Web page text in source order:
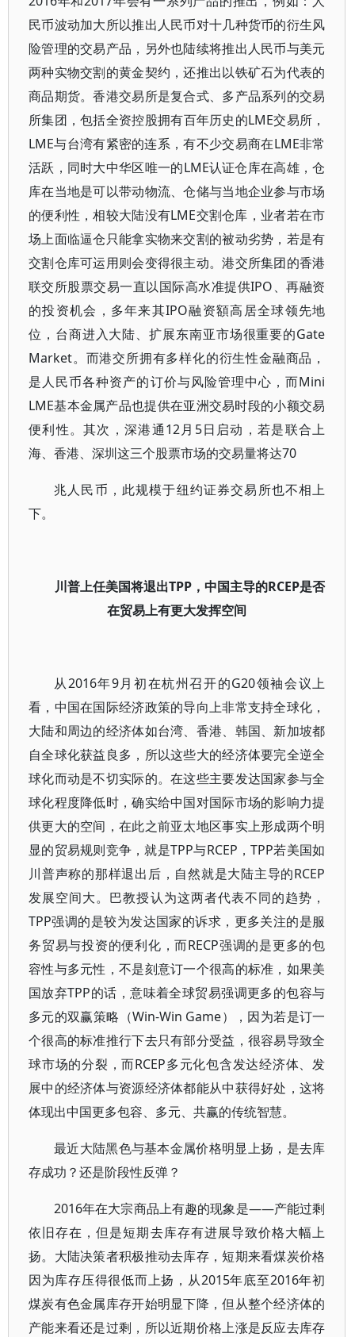
民币波动加大所以推出人民币对十几种货币的衍生风
险管理的交易产品，另外也陆续将推出人民币与美元
两种实物交割的黄金契约，还推出以铁矿石为代表的
商品期货。香港交易所是复合式、多产品系列的交易
所集团，包括全资控股拥有百年历史的LME交易所，
LME与台湾有紧密的连系，有不少交易商在LME非常
活跃，同时大中华区唯一的LME认证仓库在高雄，仓
库在当地是可以带动物流、仓储与当地企业参与市场
的便利性，相较大陆没有LME交割仓库，业者若在市
场上面临逼仓只能拿实物来交割的被动劣势，若是有
交割仓库可运用则会变得很主动。港交所集团的香港
联交所股票交易一直以国际高水准提供IPO、再融资
的投资机会，多年来其IPO融资額高居全球领先地
位，台商进入大陆、扩展东南亚市场很重要的Gate
Market。而港交所拥有多样化的衍生性金融商品，
是人民币各种资产的订价与风险管理中心，而Mini
LME基本金属产品也提供在亚洲交易时段的小额交易
便利性。其次，深港通12月5日启动，若是联合上
海、香港、深圳这三个股票市场的交易量将达70
兆人民币，此规模于纽约证券交易所也不相上
下。
川普上任美国将退出TPP，中国主导的RCEP是否
在贸易上有更大发挥空间
从2016年9月初在杭州召开的G20领袖会议上
看，中国在国际经济政策的导向上非常支持全球化，
大陆和周边的经济体如台湾、香港、韩国、新加坡都
自全球化获益良多，所以这些大的经济体要完全逆全
球化而动是不切实际的。在这些主要发达国家参与全
球化程度降低时，确实给中国对国际市场的影响力提
供更大的空间，在此之前亚太地区事实上形成两个明
显的贸易规则竞争，就是TPP与RCEP，TPP若美国如
川普声称的那样退出后，自然就是大陆主导的RCEP
发展空间大。巴教授认为这两者代表不同的趋势，
TPP强调的是较为发达国家的诉求，更多关注的是服
务贸易与投资的便利化，而RECP强调的是更多的包
容性与多元性，不是刻意订一个很高的标准，如果美
国放弃TPP的话，意味着全球贸易强调更多的包容与
多元的双赢策略（Win-Win Game），因为若是订一
个很高的标准推行下去只有部分受益，很容易导致全
球市场的分裂，而RCEP多元化包含发达经济体、发
展中的经济体与资源经济体都能从中获得好处，这将
体现出中国更多包容、多元、共赢的传统智慧。
最近大陆黑色与基本金属价格明显上扬，是去库
存成功？还是阶段性反弹？
2016年在大宗商品上有趣的现象是——产能过剩
依旧存在，但是短期去库存有进展导致价格大幅上
扬。大陆决策者积极推动去库存，短期来看煤炭价格
因为库存压得很低而上扬，从2015年底至2016年初
煤炭有色金属库存开始明显下降，但从整个经济体的
产能来看还是过剩，所以近期价格上涨是反应去库存